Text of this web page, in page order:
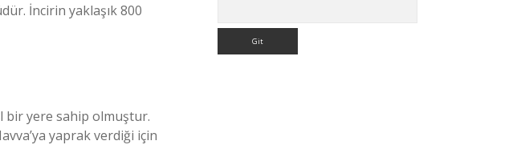
İncirin yaklaşık 800
bir yere sahip olmuştur.
yaprak verdiği için